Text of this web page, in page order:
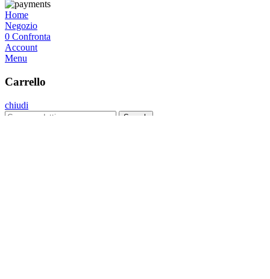
Home
Negozio
0 Confronta
Account
Menu
Carrello
chiudi
Search